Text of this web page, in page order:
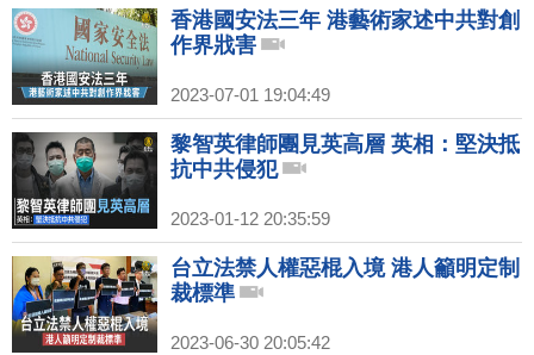
香港國安法三年 港藝術家述中共對創
作界戕害
2023-07-01 19:04:49
黎智英律師團見英高層 英相：堅決抵
抗中共侵犯
2023-01-12 20:35:59
台立法禁人權惡棍入境 港人籲明定制
裁標準
2023-06-30 20:05:42